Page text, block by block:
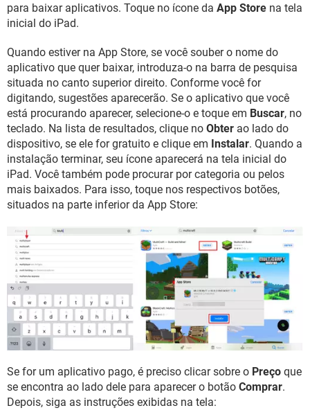
para baixar aplicativos. Toque no ícone da App Store na tela
inicial do iPad.
Quando estiver na App Store, se você souber o nome do
aplicativo que quer baixar, introduza-o na barra de pesquisa
situada no canto superior direito. Conforme você for
digitando, sugestões aparecerão. Se o aplicativo que você
está procurando aparecer, selecione-o e toque em Buscar, no
teclado. Na lista de resultados, clique no Obter ao lado do
dispositivo, se ele for gratuito e clique em Instalar. Quando a
instalação terminar, seu ícone aparecerá na tela inicial do
iPad. Você também pode procurar por categoria ou pelos
mais baixados. Para isso, toque nos respectivos botões,
situados na parte inferior da App Store:
Se for um aplicativo pago, é preciso clicar sobre o Preço que
se encontra ao lado dele para aparecer o botão Comprar.
Depois, siga as instruções exibidas na tela: